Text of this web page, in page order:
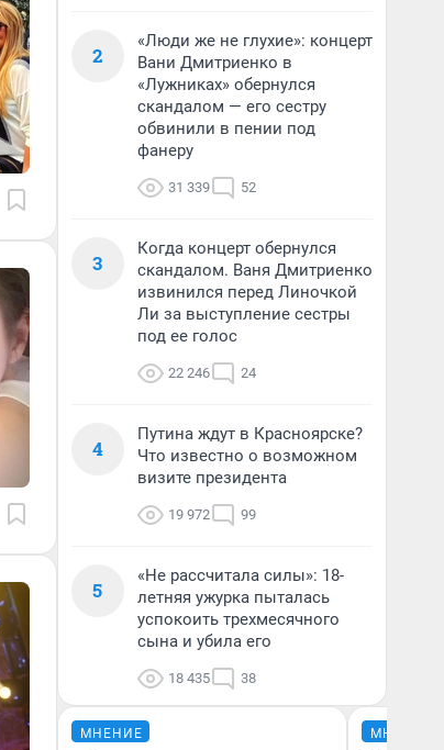
2
«Люди же не глухие»: концерт
Вани Дмитриенко в
«Лужниках» обернулся
скандалом — его сестру
обвинили в пении под
фанеру
31 339 52
3
Когда концерт обернулся
скандалом. Ваня Дмитриенко
извинился перед Линочкой
Ли за выступление сестры
под ее голос
22 246 24
4
Путина ждут в Красноярске?
Что известно о возможном
визите президента
19 972 99
5
«Не рассчитала силы»: 18-
летняя ужурка пыталась
успокоить трехмесячного
сына и убила его
18 435 38
МНЕНИЕ МНЕНИЕ